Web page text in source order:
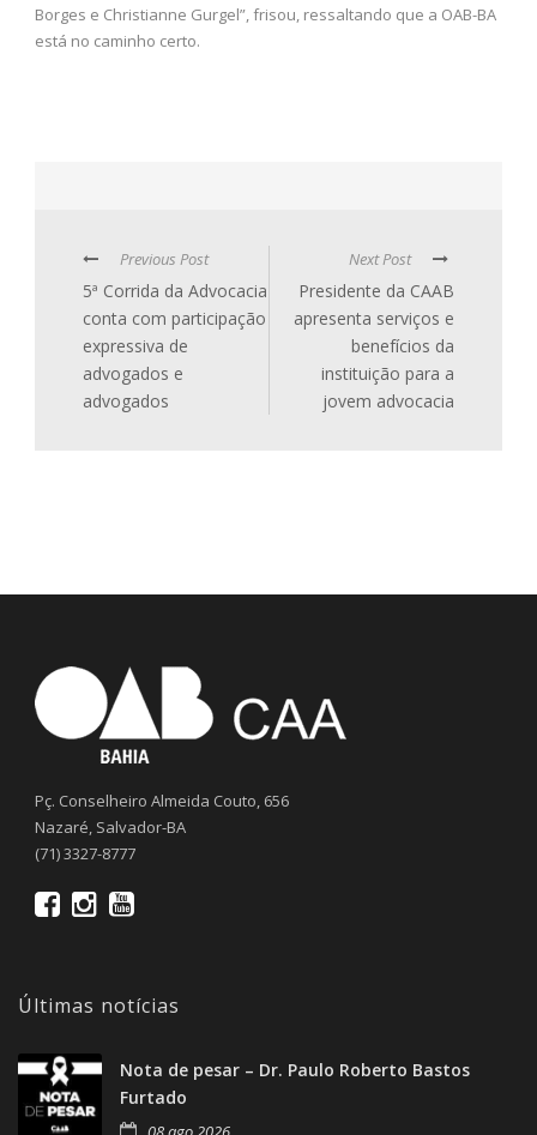
Borges e Christianne Gurgel”, frisou, ressaltando que a OAB-BA
está no caminho certo.
Previous Post
5ª Corrida da Advocacia
conta com participação
expressiva de
advogados e
advogados
Next Post
Presidente da CAAB
apresenta serviços e
benefícios da
instituição para a
jovem advocacia
Pç. Conselheiro Almeida Couto, 656
Nazaré, Salvador-BA
(71) 3327-8777
Últimas notícias
Nota de pesar – Dr. Paulo Roberto Bastos
Furtado